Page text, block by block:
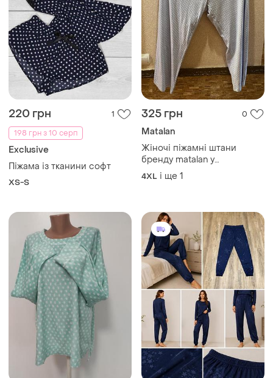
220 грн
1
198 грн з 10 серп
Exclusive
Піжама із тканини софт
XS-S
325 грн 0
Мatalan
Жіночі піжамні штани
бренду matalan у
блакитному кольорі з
візерунком у цятку
4XL і ще 1